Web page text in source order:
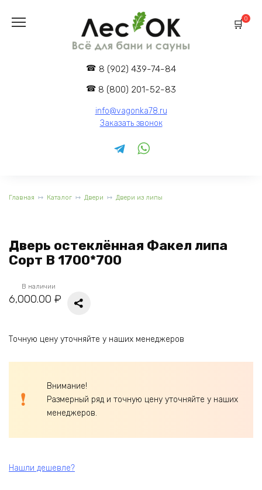
содержанию
8 (902) 439-74-84
8 (800) 201-52-83
info@vagonka78.ru
Заказать звонок
0
Главная Каталог Двери Двери из липы
Дверь остеклённая Факел липа
Сорт В 1700*700
В наличии
6,000.00 ₽
Точную цену уточняйте у наших менеджеров
Внимание!
Размерный ряд и точную цену уточняйте у наших
менеджеров.
Нашли дешевле?